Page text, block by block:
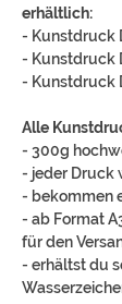
erhältlich:
- Kunstdruck
- Kunstdruck
- Kunstdruck
Alle
- 300g
- jeder Druck
- bekommen
- ab Format
für den
- erhältst du